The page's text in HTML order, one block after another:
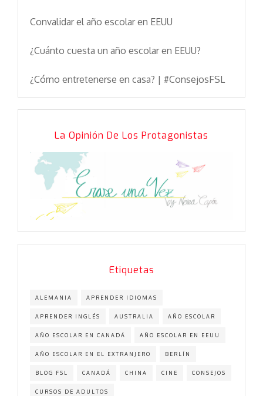
Convalidar el año escolar en EEUU
¿Cuánto cuesta un año escolar en EEUU?
¿Cómo entretenerse en casa? | #ConsejosFSL
La Opinión De Los Protagonistas
Etiquetas
ALEMANIA APRENDER IDIOMAS
APRENDER INGLÉS AUSTRALIA AÑO ESCOLAR
AÑO ESCOLAR EN CANADÁ AÑO ESCOLAR EN EEUU
AÑO ESCOLAR EN EL EXTRANJERO BERLÍN
BLOG FSL CANADÁ CHINA CINE CONSEJOS
CURSOS DE ADULTOS